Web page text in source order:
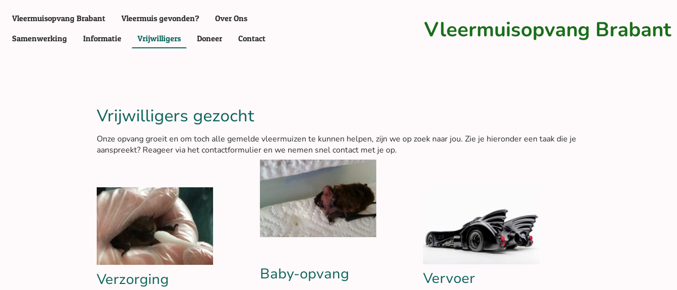
Vleermuisopvang Brabant Vleermuis gevonden?
Over Ons
Samenwerking
Informatie Vrijwilligers Doneer Contact Vleermuisopvang Brabant
Vrijwilligers gezocht
Onze opvang groeit en om toch alle gemelde vleermuizen te kunnen helpen, zijn we op zoek naar jou. Zie je hieronder een taak die je
aanspreekt? Reageer via het contactformulier en we nemen snel contact met je op.
Verzorging Baby-opvang Vervoer